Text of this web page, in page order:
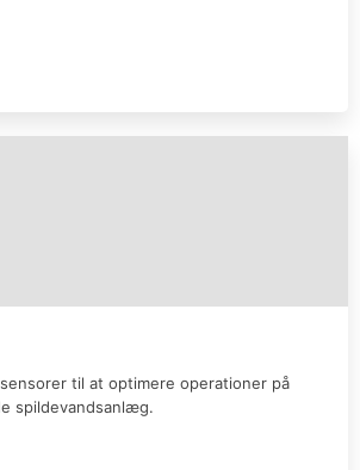
til at optimere operationer på
spildevandsanlæg.